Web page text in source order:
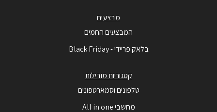
מבצעים
המבצעים החמים
בלאק פריידי - Black Friday
קטגוריות מובילות
טלפונים וסמארטפונים
מחשבי All in one